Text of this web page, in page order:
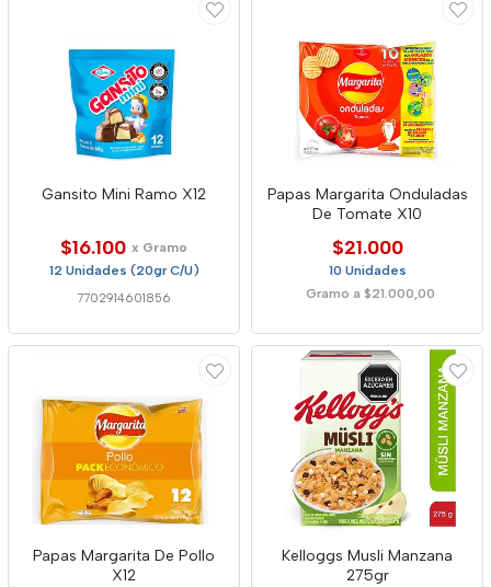
Gansito Mini Ramo X12
$16.100 x Gramo
12 Unidades (20gr C/U)
7702914601856
Papas Margarita Onduladas
De Tomate X10
$21.000
10 Unidades
Gramo a $21.000,00
Papas Margarita De Pollo
X12
Kelloggs Musli Manzana
275gr